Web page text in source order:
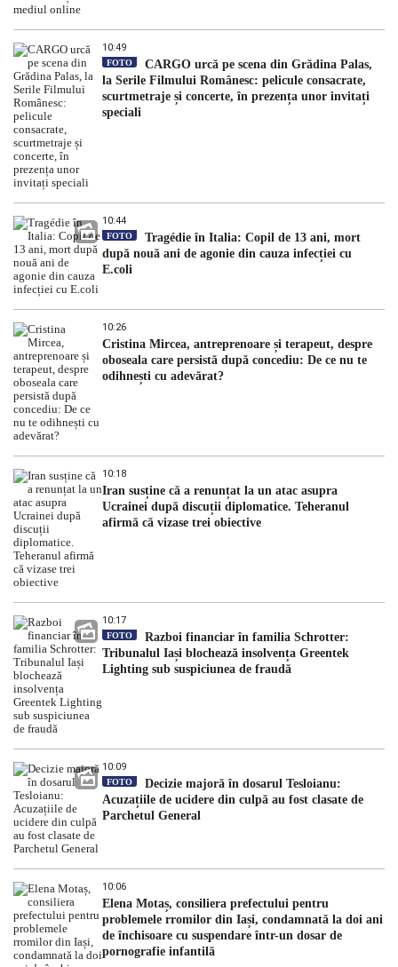
10:49
FOTO
CARGO urcă pe scena din Grădina Palas,
la Serile Filmului Românesc: pelicule consacrate,
scurtmetraje și concerte, în prezența unor invitați
speciali
10:44
FOTO
Tragédie în Italia: Copil de 13 ani, mort
după nouă ani de agonie din cauza infecției cu
E.coli
10:26
Cristina Mircea, antreprenoare și terapeut, despre
oboseala care persistă după concediu: De ce nu te
odihnești cu adevărat?
10:18
Iran susține că a renunțat la un atac asupra
Ucrainei după discuții diplomatice. Teheranul
afirmă că vizase trei obiective
10:17
FOTO
Razboi financiar în familia Schrotter:
Tribunalul Iași blochează insolvența Greentek
Lighting sub suspiciunea de fraudă
10:09
FOTO
Decizie majoră în dosarul Tesloianu:
Acuzațiile de ucidere din culpă au fost clasate de
Parchetul General
10:06
Elena Motaș, consiliera prefectului pentru
problemele rromilor din Iași, condamnată la doi ani
de închisoare cu suspendare într-un dosar de
pornografie infantilă